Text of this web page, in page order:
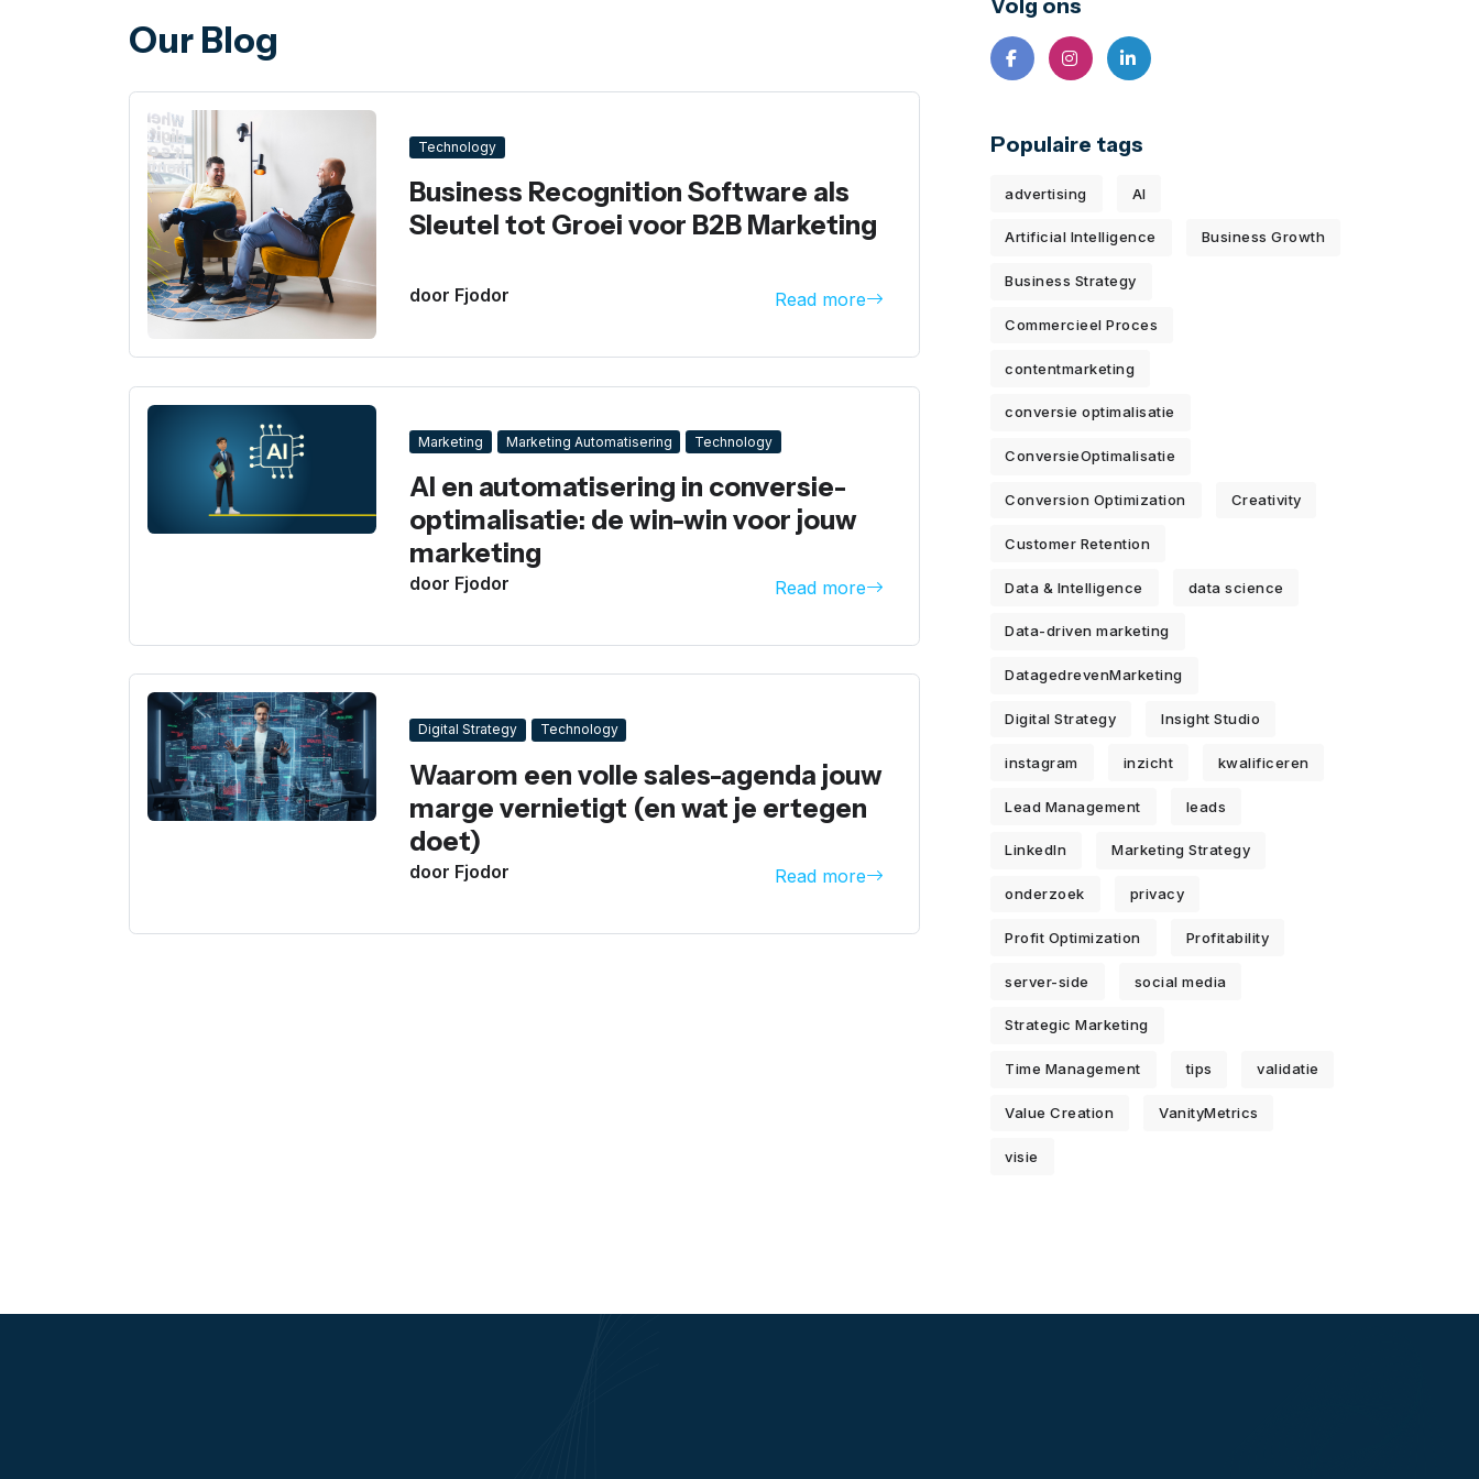
Our Blog
Technology
Business Recognition Software als
Sleutel tot Groei voor B2B Marketing
door Fjodor Read more
Marketing Marketing Automatisering Technology
AI en automatisering in conversie-
optimalisatie: de win-win voor jouw
marketing
door Fjodor Read more
Digital Strategy Technology
Waarom een volle sales-agenda jouw
marge vernietigt (en wat je ertegen
doet)
door Fjodor Read more
Volg ons
Populaire tags
advertising AI
Artificial Intelligence Business Growth
Business Strategy
Commercieel Proces
contentmarketing
conversie optimalisatie
ConversieOptimalisatie
Conversion Optimization Creativity
Customer Retention
Data & Intelligence data science
Data-driven marketing
DatagedrevenMarketing
Digital Strategy Insight Studio
instagram inzicht kwalificeren
Lead Management leads
LinkedIn Marketing Strategy
onderzoek privacy
Profit Optimization Profitability
server-side social media
Strategic Marketing
Time Management tips validatie
Value Creation VanityMetrics
visie